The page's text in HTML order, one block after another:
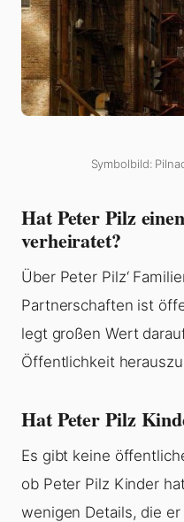
Symbolbild:
Hat Peter Pilz
verheiratet?
Über Peter Pilz‘
Partnerschaften ist
legt großen Wert
Öffentlichkeit
Hat Peter Pilz
Es gibt keine
ob Peter Pilz Kinder
wenigen Details, die